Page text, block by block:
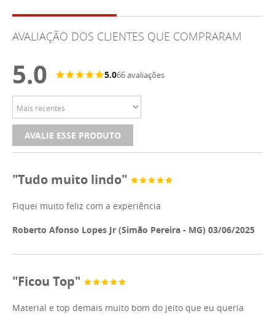
AVALIAÇÃO DOS CLIENTES QUE COMPRARAM
5.0 5.066 avaliações
AVALIE ESSE PRODUTO
"Tudo muito lindo"
Fiquei muito feliz com a experiência
Roberto Afonso Lopes Jr (Simão Pereira - MG) 03/06/2025
"Ficou Top"
Material e top demais muito bom do jeito que eu queria